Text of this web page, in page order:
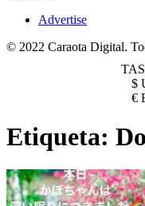
Advertise
© 2022 Caraota Digital.
$
€
Etiqueta: